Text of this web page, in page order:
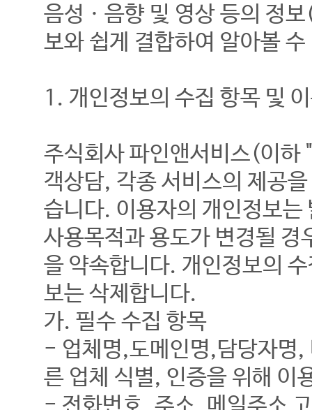
음성ㆍ음향 및 영상 등의 정
보와 쉽게 결합하여 알아볼
1. 개인정보의 수집 항목 및
주식회사 파인앤서비스(이하
객상담, 각종 서비스의 제공
습니다. 이용자의 개인정보
사용목적과 용도가 변경될 경
을 약속합니다. 개인정보의
보는 삭제합니다.
가. 필수 수집 항목
- 업체명,도메인명,담당자명,
른 업체 식별, 인증을 위해 이